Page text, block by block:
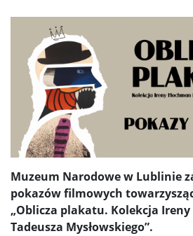
Muzeum Narodowe w Lublinie
pokazów filmowych
„Oblicza plakatu. Kolekcja
Tadeusza Mysłowskiego”.